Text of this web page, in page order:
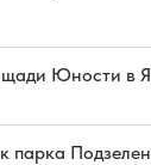
Юности в
парка